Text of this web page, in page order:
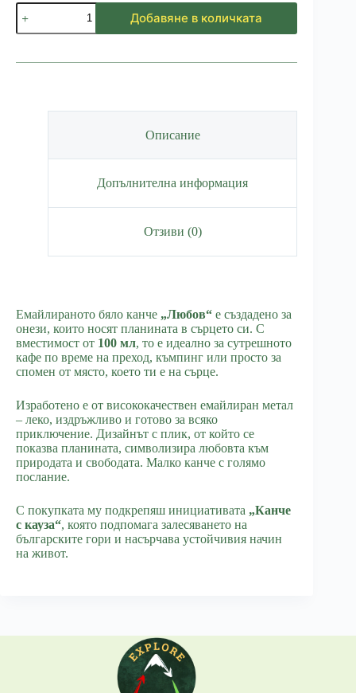
количество
за
Мини
Любов
Добавяне в количката
Описание
Допълнителна информация
Отзиви (0)
Емайлираното бяло канче „Любов“ е създадено за
онези, които носят планината в сърцето си. С
вместимост от 100 мл, то е идеално за сутрешното
кафе по време на преход, къмпинг или просто за
спомен от място, което ти е на сърце.
Изработено е от висококачествен емайлиран метал
– леко, издръжливо и готово за всяко
приключение. Дизайнът с плик, от който се
показва планината, символизира любовта към
природата и свободата. Малко канче с голямо
послание.
С покупката му подкрепяш инициативата „Канче
с кауза“, която подпомага залесяването на
българските гори и насърчава устойчивия начин
на живот.